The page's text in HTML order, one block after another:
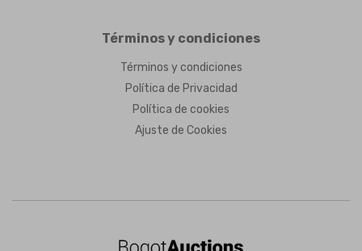
Términos y condiciones
Términos y condiciones
Política de Privacidad
Política de cookies
Ajuste de Cookies